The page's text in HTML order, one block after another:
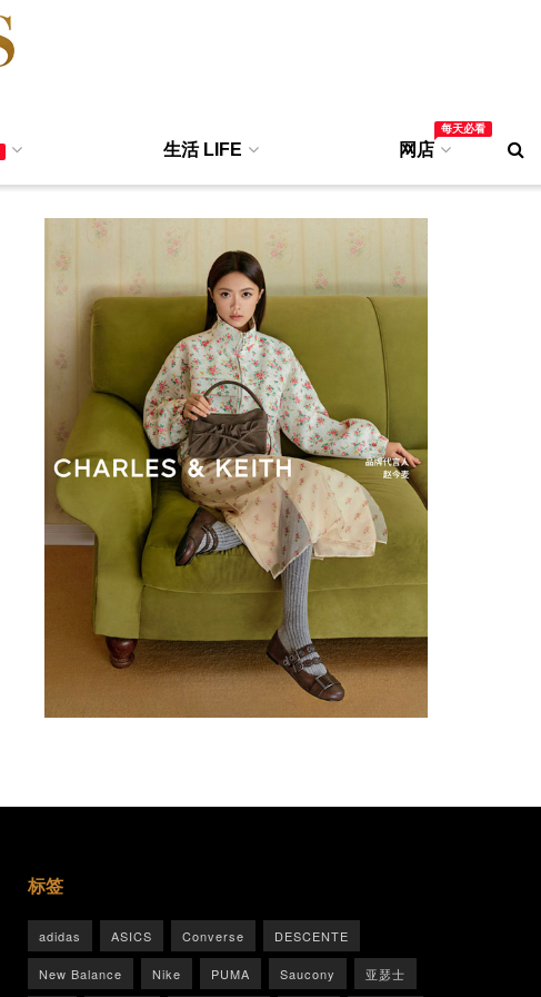
生活 LIFE 网店
每天必看
标签
adidas ASICS Converse DESCENTE
New Balance Nike PUMA Saucony 亚瑟士